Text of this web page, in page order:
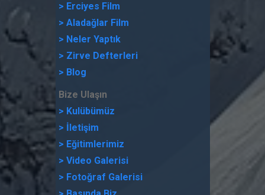
> Erciyes Film
> Aladağlar Film
> Neler Yaptık
> Zirve Defterleri
> Blog
Bize Ulaşın
> Kulübümüz
> İletişim
> Eğitimlerimiz
> Video Galerisi
> Fotoğraf Galerisi